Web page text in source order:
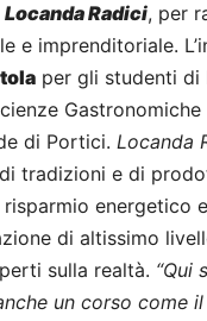
Locanda Radici, per
e imprenditoriale.
per gli studenti di
di Portici. Locanda
tradizioni e di
energetico
di altissimo
sulla realtà. “Qui
un corso come